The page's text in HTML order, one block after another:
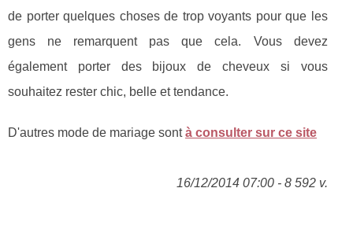
de porter quelques choses de trop voyants pour que les
gens ne remarquent pas que cela. Vous devez
également porter des bijoux de cheveux si vous
souhaitez rester chic, belle et tendance.
D'autres mode de mariage sontà consulter sur ce site
16/12/2014 07:00 - 8 592 v.